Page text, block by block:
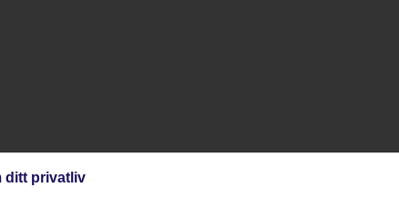
ditt privatliv